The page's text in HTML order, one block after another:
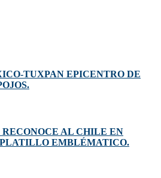
TUXPAN EPICENTRO DE
AL CHILE EN
EMBLÉMATICO.